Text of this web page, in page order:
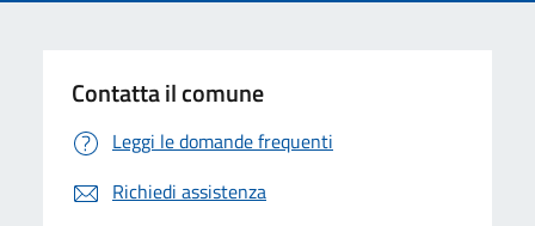
Contatta il comune
Leggi le domande frequenti
Richiedi assistenza